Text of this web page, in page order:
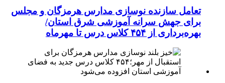
تعامل سازنده نوسازی مدارس هرمزگان و مجلس
برای جهش سرانه آموزشی شرق استان/
بهره‌برداری از ۴۵۴ کلاس درس تا مهرماه